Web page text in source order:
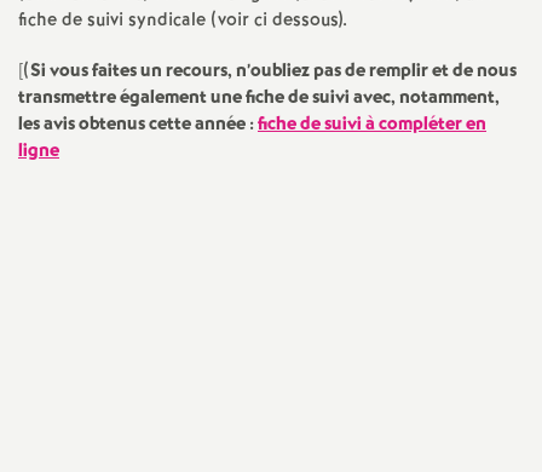
S
e
c
fiche de suivi syndicale (voir ci dessous).
[(Si vous faites un recours, n’oubliez pas de remplir et de nous
transmettre également une fiche de suivi avec, notamment,
les avis obtenus cette année:fiche de suivi à compléter en
ligne